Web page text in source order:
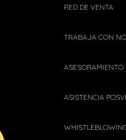
RED DE VENTA
TRABAJA CON
ASESORAMIENTO
ASISTENCIA